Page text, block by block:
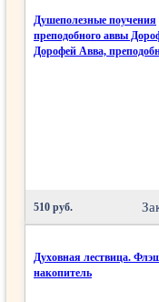
Душеполезные поучения
преподобного аввы
Дорофей Авва,
510 руб.
Духовная лествица.
накопитель